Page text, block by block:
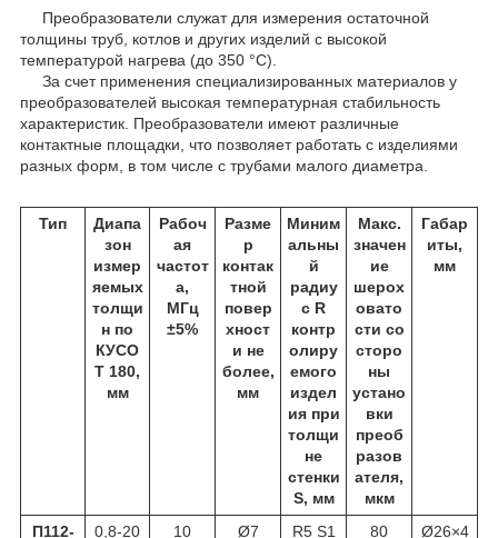
Преобразователи служат для измерения остаточной
толщины труб, котлов и других изделий с высокой
температурой нагрева (до 350 °С).
За счет применения специализированных материалов у
преобразователей высокая температурная стабильность
характеристик. Преобразователи имеют различные
контактные площадки, что позволяет работать с изделиями
разных форм, в том числе с трубами малого диаметра.
Тип
Диапа
зон
измер
яемых
толщи
н по
КУСО
Т 180,
мм
Рабоч
ая
частот
а,
МГц
±5%
Разме
р
контак
тной
повер
хност
и не
более,
мм
Миним
альны
й
радиу
с R
контр
олиру
емого
издел
ия при
толщи
не
стенки
S, мм
Макс.
значен
ие
шерох
овато
сти со
сторо
ны
устано
вки
преоб
разов
ателя,
мкм
Габар
иты,
мм
П112- 0,8-20 10 Ø7 R5 S1 80 Ø26×4